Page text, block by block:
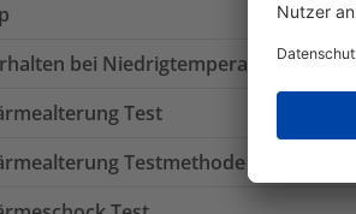
bei Niedrigtemperatur Prüfung
Test
Testmethode